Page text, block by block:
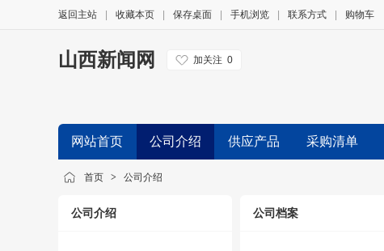
返回主站 收藏本页 保存桌面 手机浏览 联系方式 购物车
山西新闻网 加关注 0
网站首页 公司介绍 供应产品 采购清单
友情链接
首页 > 公司介绍
公司介绍 公司档案